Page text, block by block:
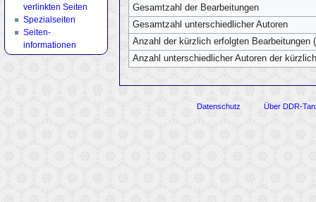
Gesamtzahl der Bearbeitungen
Gesamtzahl unterschiedlicher Autoren
Anzahl der kürzlich erfolgten Bearbeitungen
Anzahl unterschiedlicher Autoren der
verlinkten Seiten
Spezialseiten
Seiten­
informationen
Datenschutz Über DDR-